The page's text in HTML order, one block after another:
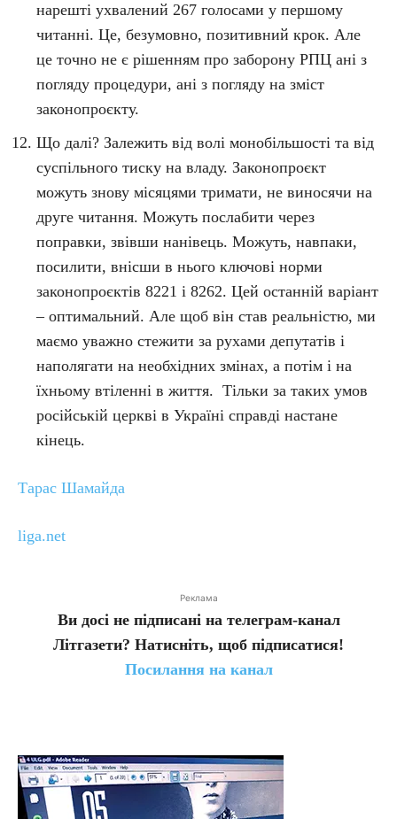
нарешті ухвалений 267 голосами у першому
читанні. Це, безумовно, позитивний крок. Але
це точно не є рішенням про заборону РПЦ ані з
погляду процедури, ані з погляду на зміст
законопроєкту.
Що далі? Залежить від волі монобільшості та від
суспільного тиску на владу. Законопроєкт
можуть знову місяцями тримати, не виносячи на
друге читання. Можуть послабити через
поправки, звівши нанівець. Можуть, навпаки,
посилити, внісши в нього ключові норми
законопроєктів 8221 і 8262. Цей останній варіант
– оптимальний. Але щоб він став реальністю, ми
маємо уважно стежити за рухами депутатів і
наполягати на необхідних змінах, а потім і на
їхньому втіленні в життя. Тільки за таких умов
російській церкві в Україні справді настане
кінець.
Тарас Шамайда
liga.net
Реклама
Ви досі не підписані на телеграм-канал
Літгазети? Натисніть, щоб підписатися!
Посилання на канал